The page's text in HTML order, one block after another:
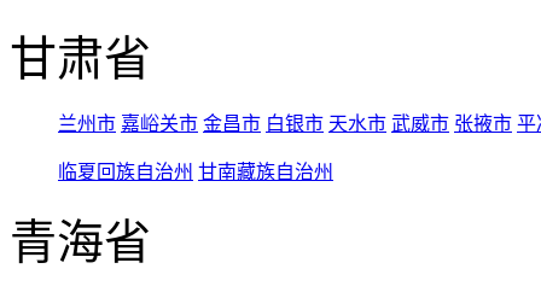
甘肃省
兰州市 嘉峪关市 金昌市 白银市 天水市 武威市 张掖市 平
临夏回族自治州 甘南藏族自治州
青海省